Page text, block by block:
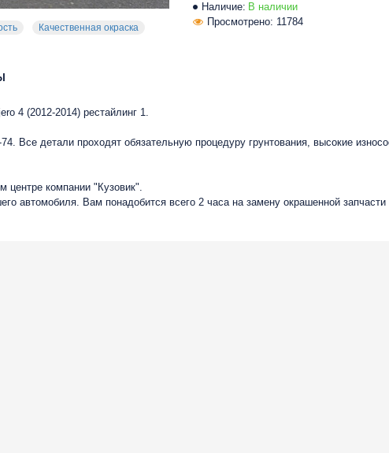
Качественная окраска
Наличие: В наличии
Просмотрено: 11784
4 (2012-2014) рестайлинг 1.
Все детали проходят обязательную процедуру грунтования, высокие
центре компании "Кузовик".
автомобиля. Вам понадобится всего 2 часа на замену окрашенной